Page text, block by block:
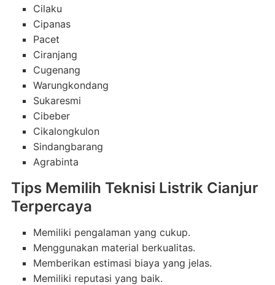
Cilaku
Cipanas
Pacet
Ciranjang
Cugenang
Warungkondang
Sukaresmi
Cibeber
Cikalongkulon
Sindangbarang
Agrabinta
Tips Memilih Teknisi Listrik Cianjur
Terpercaya
Memiliki pengalaman yang cukup.
Menggunakan material berkualitas.
Memberikan estimasi biaya yang jelas.
Memiliki reputasi yang baik.